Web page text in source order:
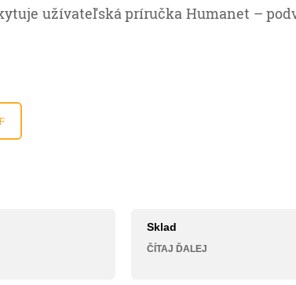
užívateľská príručka Humanet –
Sklad
ČÍTAJ ĎALEJ